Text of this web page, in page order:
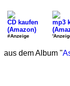
CD kaufen
(Amazon)
#Anzeige
mp3
aus dem Album "